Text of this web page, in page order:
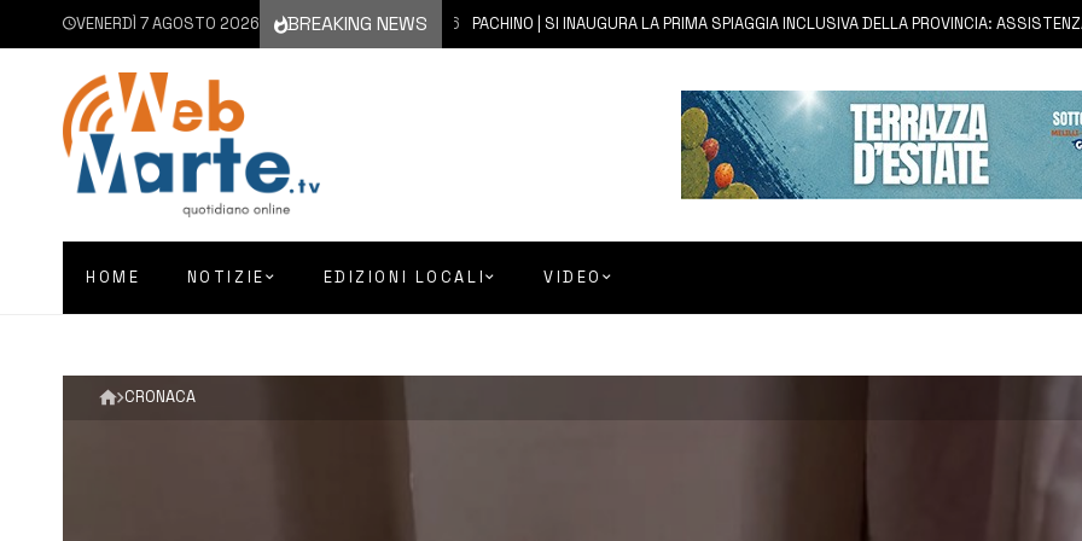
VENERDÌ 7 AGOSTO 2026 BREAKING NEWS
7 AGOSTO 2026 PACHINO | SI INAUGURA LA PRIMA SPIAGGIA INCLUSIVA DELLA PROVINCIA: ASSISTENZA E
HOME NOTIZIE EDIZIONI LOCALI VIDEO
CRONACA